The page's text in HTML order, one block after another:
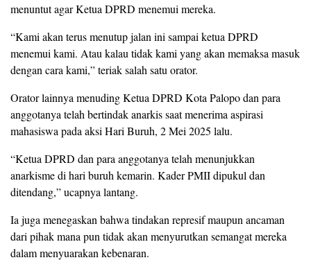
menuntut agar Ketua DPRD menemui mereka.
“Kami akan terus menutup jalan ini sampai ketua DPRD
menemui kami. Atau kalau tidak kami yang akan memaksa masuk
dengan cara kami,” teriak salah satu orator.
Orator lainnya menuding Ketua DPRD Kota Palopo dan para
anggotanya telah bertindak anarkis saat menerima aspirasi
mahasiswa pada aksi Hari Buruh, 2 Mei 2025 lalu.
“Ketua DPRD dan para anggotanya telah menunjukkan
anarkisme di hari buruh kemarin. Kader PMII dipukul dan
ditendang,” ucapnya lantang.
Ia juga menegaskan bahwa tindakan represif maupun ancaman
dari pihak mana pun tidak akan menyurutkan semangat mereka
dalam menyuarakan kebenaran.